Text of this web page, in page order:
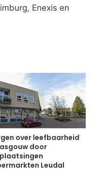
Enexis en
over leefbaarheid
door
Leudal